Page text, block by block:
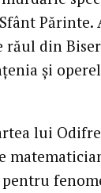
Părinte.
răul din
şi
lui